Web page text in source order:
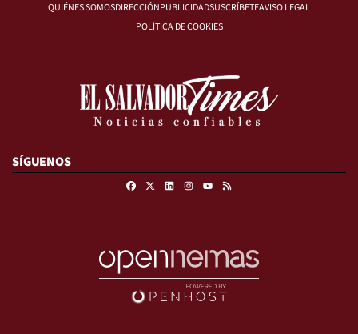
QUIÉNES SOMOSDIRECCIÓNPUBLICIDADSUSCRÍBETEAVISO LEGAL
POLÍTICA DE COOKIES
SÍGUENOS
FacebookLinkedinInstagram